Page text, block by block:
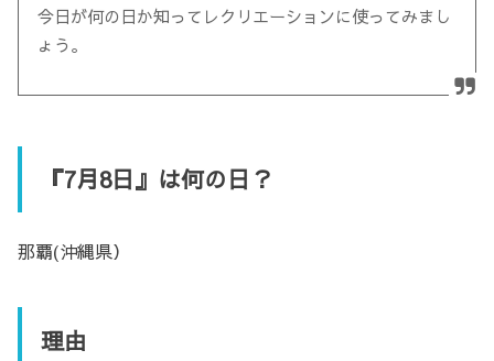
今日が何の日か知ってレクリエーションに使ってみまし
ょう。
『7月8日』は何の日？
那覇(沖縄県）
理由